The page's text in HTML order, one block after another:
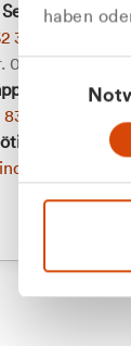
haben
Service-Hotline
3769000
08.00 - 16:30
ein
Anfrage